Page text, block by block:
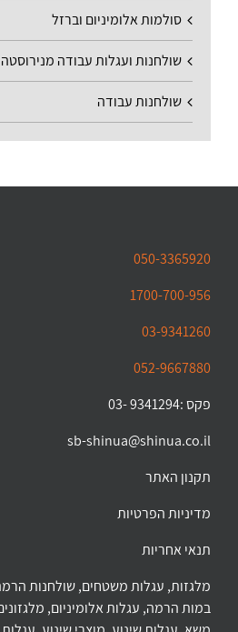
סולמות אלומיניום וברזל
שולחנות ועגלות עבודה מנירוסטה
שולחנות עבודה
050-3365920
1700-700-956
03-9341260
052-9667880
פקס :9341294 -03
sb-shinua@shinua.co.il
תקנון האתר
מדיניות הפרטיות
תנאי אחריות
מלגזות, עגלות משטחים, שולחנות
במות הרמה, עגלות אלומיניום,